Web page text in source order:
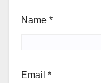
Name *
Email *